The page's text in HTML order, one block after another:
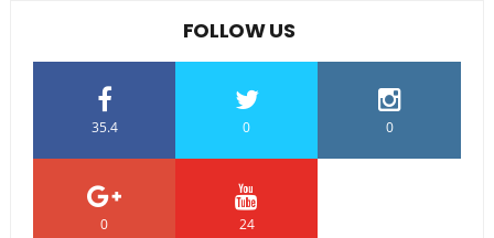
FOLLOW US
35.4 0 0
0 24